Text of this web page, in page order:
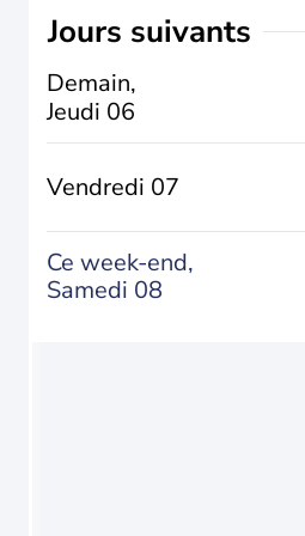
jours suivants
Demain,
Jeudi 06
Vendredi 07
Ce week-end,
Samedi 08